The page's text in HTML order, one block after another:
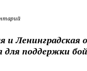
и Ленинградская
для поддержки